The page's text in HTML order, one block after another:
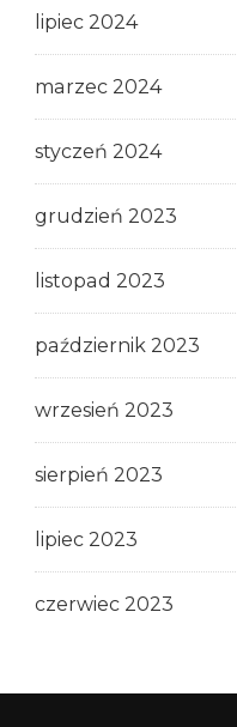
lipiec 2024
marzec 2024
styczeń 2024
grudzień 2023
listopad 2023
październik 2023
wrzesień 2023
sierpień 2023
lipiec 2023
czerwiec 2023